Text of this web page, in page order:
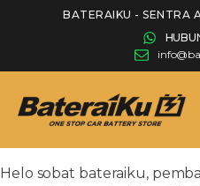
BATERAIKU - SENTRA
Helo sobat bateraiku,